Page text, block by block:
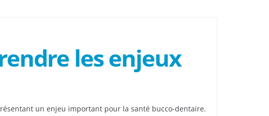
les enjeux
un enjeu important pour la santé bucco-dentaire.